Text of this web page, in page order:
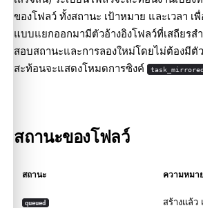
ของโฟลว์ ทั้งสถานะ เป้าหมาย และเวลา เ
แบบแยกออกมามีตัวอ้างอิงโฟลว์ที่เสถียรส
สอบสถานะและการลองใหม่โดยไม่ต้องมี
สะท้อนจะแสดงโหมดการซิงค์
task_mirrored
สถานะของโฟลว์
สถานะ ความหมา
queued สร้างแล้ว